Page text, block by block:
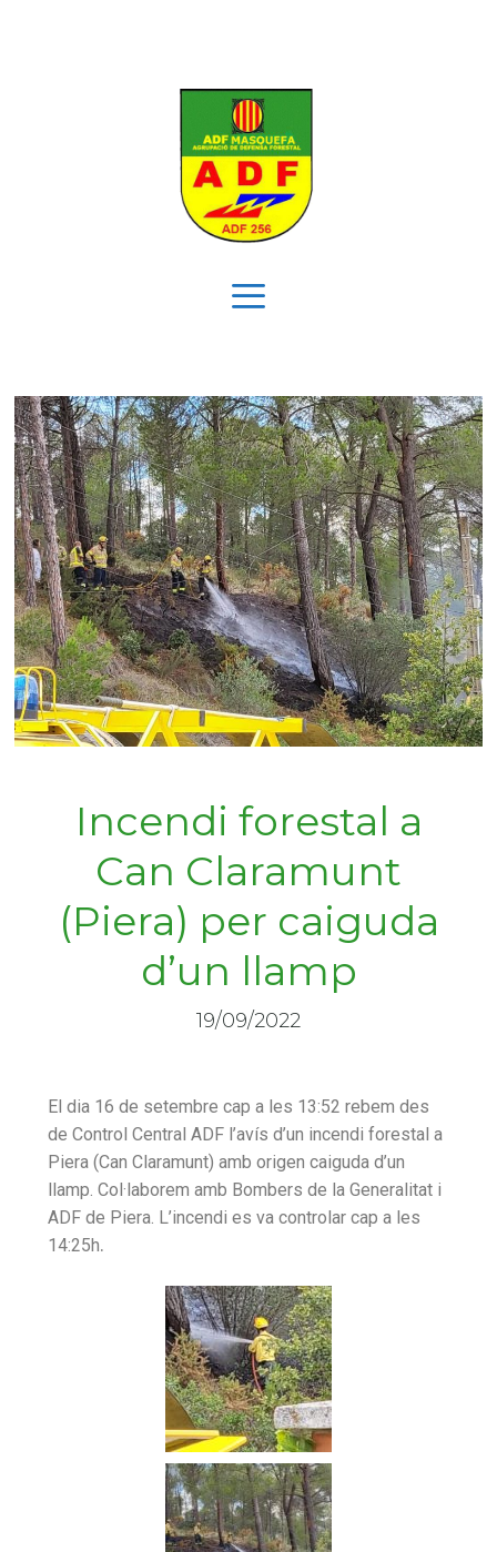
Incendi forestal a
Can Claramunt
(Piera) per caiguda
d’un llamp
19/09/2022
El dia 16 de setembre cap a les 13:52 rebem des
de Control Central ADF l’avís d’un incendi forestal a
Piera (Can Claramunt) amb origen caiguda d’un
llamp. Col·laborem amb Bombers de la Generalitat i
ADF de Piera. L’incendi es va controlar cap a les
14:25h.